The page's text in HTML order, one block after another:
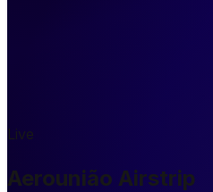
Live
Aerounião Airstrip